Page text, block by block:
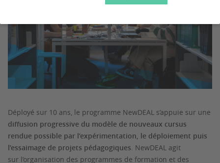
Déployé sur 10 ans, le programme NewDEAL s’appuie sur une
diffusion progressive du modèle de nouveaux cursus
rendue possible par l’expérimentation, le déploiement puis
l’essaimage de projets pédagogiques. NewDEAL agit
sur l’organisation des programmes de formation et des